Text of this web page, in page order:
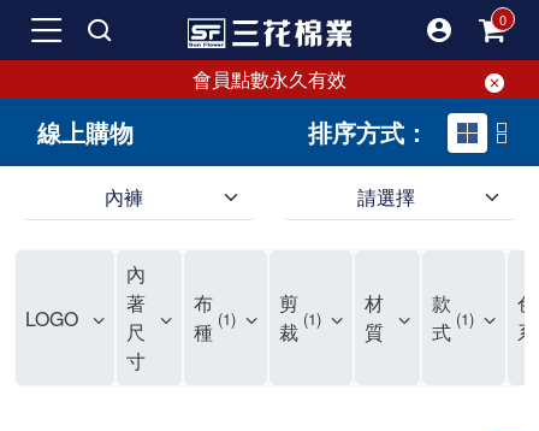
會員點數永久有效
線上購物 排序方式：
內褲 請選擇
LOGO
內
著
尺
寸
布
種 1
剪
裁 1
材
質
款
式 1
色
系